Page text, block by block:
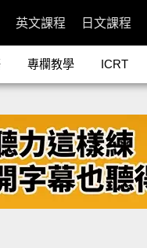
英文課程 日文課程
專欄教學 ICRT